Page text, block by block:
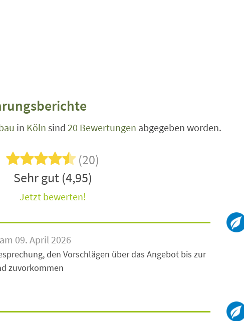
in Köln sind 20 Bewertungen abgegeben worden.
(20)
Sehr gut (4,95)
Jetzt bewerten!
am 09. April 2026
den Vorschlägen über das Angebot bis zur
zuvorkommen